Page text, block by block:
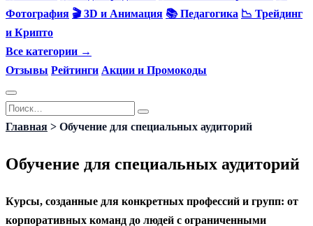
Фотография 🎬 3D и Анимация 📚 Педагогика 📉 Трейдинг
и Крипто
Все категории →
Отзывы Рейтинги Акции и Промокоды
Перейти
к
Search
for:
Главная > Обучение для специальных аудиторий
Обучение для специальных аудиторий
Курсы, созданные для конкретных профессий и групп: от
корпоративных команд до людей с ограниченными